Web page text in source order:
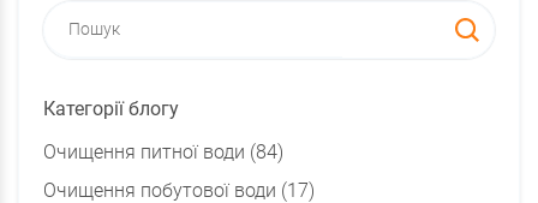
Категорії блогу
Очищення питної води (84)
Очищення побутової води (17)